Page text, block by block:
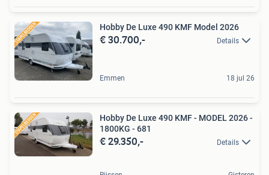
Hobby De Luxe 490 KMF Model 2026
€ 30.700,- Details
Emmen 18 jul 26
Hobby De Luxe 490 KMF - MODEL 2026 -
1800KG - 681
€ 29.350,- Details